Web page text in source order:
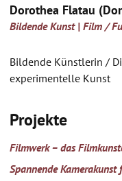
Künstlerpool
Schulen
home Impressum
Dorothea Flatau
Bildende Kunst | Film /
Bildende Künstlerin /
experimentelle Kunst
Projekte
Filmwerk – das
Spannende